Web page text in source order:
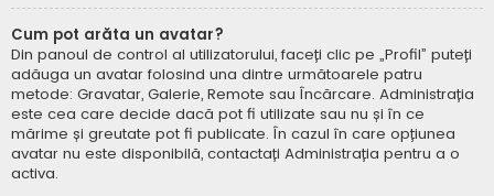
Cum pot arăta un avatar?
Din panoul de control al utilizatorului, faceți clic pe „Profil” puteți
adăuga un avatar folosind una dintre următoarele patru
metode: Gravatar, Galerie, Remote sau Încărcare. Administrația
este cea care decide dacă pot fi utilizate sau nu și în ce
mărime și greutate pot fi publicate. În cazul în care opțiunea
avatar nu este disponibilă, contactați Administrația pentru a o
activa.